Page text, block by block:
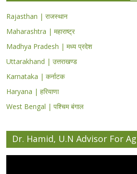
Rajasthan | राजस्थान
Maharashtra | महाराष्ट्र
Madhya Pradesh | मध्य प्रदेश
Uttarakhand | उत्तराखण्ड
Karnataka | कर्नाटक
Haryana | हरियाणा
West Bengal | पश्चिम बंगाल
Dr. Hamid, U.N Advisor For